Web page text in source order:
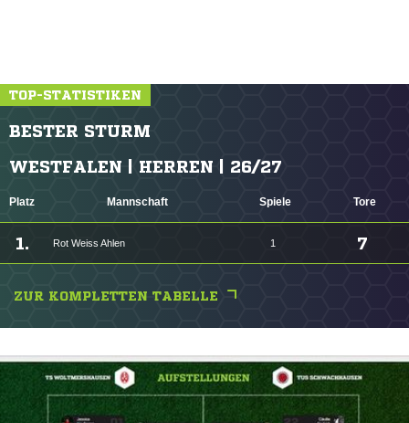
TOP-STATISTIKEN
BESTER STURM
WESTFALEN | HERREN | 26/27
Platz Mannschaft Spiele Tore
1. Rot Weiss Ahlen 1 7
ZUR KOMPLETTEN TABELLE